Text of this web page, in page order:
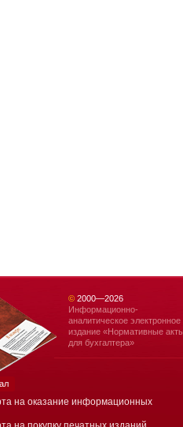
на оказание информационных
©2000—2026
Информационно-
аналитическое электронное
издание «Нормативные акты
для бухгалтера»